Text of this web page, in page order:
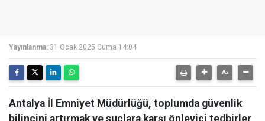
Yayınlanma: 31 Ocak 2025 Cuma 14:04
Antalya İl Emniyet Müdürlüğü, toplumda güvenlik
bilincini artırmak ve suçlara karşı önleyici tedbirler